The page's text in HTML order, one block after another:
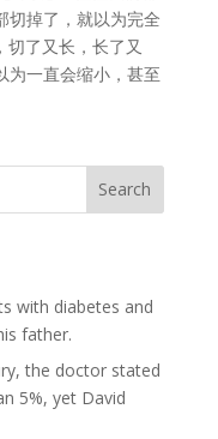
切掉了，就以为完全
了又长，长了又
为一直会缩小，甚至
Search
with diabetes and
father.
the doctor stated
5%, yet David